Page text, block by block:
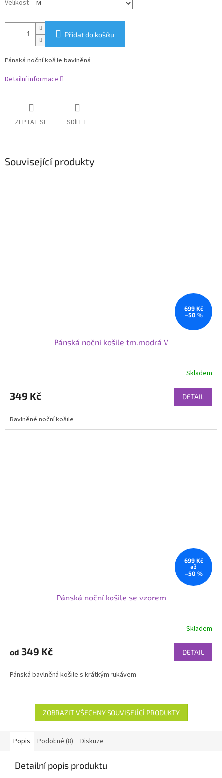
Velikost
Přidat do košíku
Pánská noční košile bavlněná
Detailní informace
ZEPTAT SE SDÍLET
Související produkty
699 Kč
–50 %
Pánská noční košile tm.modrá V
Skladem
349 Kč DETAIL
Bavlněné noční košile
699 Kč
až
–50 %
Pánská noční košile se vzorem
Skladem
od 349 Kč DETAIL
Pánská bavlněná košile s krátkým rukávem
ZOBRAZIT VŠECHNY SOUVISEJÍCÍ PRODUKTY
Popis Podobné (8) Diskuze
Detailní popis produktu